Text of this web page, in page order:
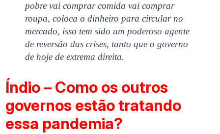
pobre vai comprar comida vai comprar
roupa, coloca o dinheiro para circular no
mercado, isso tem sido um poderoso agente
de reversão das crises, tanto que o governo
de hoje de extrema direita.
Índio – Como os outros
governos estão tratando
essa pandemia?